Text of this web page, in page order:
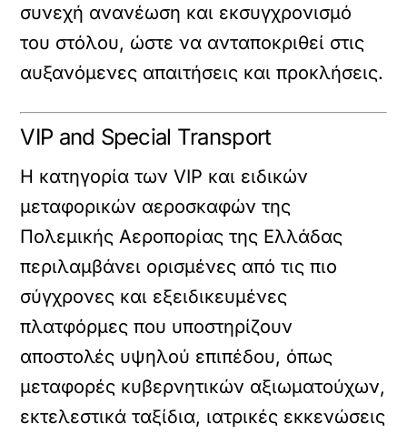
συνεχή ανανέωση και εκσυγχρονισμό
του στόλου, ώστε να ανταποκριθεί στις
αυξανόμενες απαιτήσεις και προκλήσεις.
VIP and Special Transport
Η κατηγορία των VIP και ειδικών
μεταφορικών αεροσκαφών της
Πολεμικής Αεροπορίας της Ελλάδας
περιλαμβάνει ορισμένες από τις πιο
σύγχρονες και εξειδικευμένες
πλατφόρμες που υποστηρίζουν
αποστολές υψηλού επιπέδου, όπως
μεταφορές κυβερνητικών αξιωματούχων,
εκτελεστικά ταξίδια, ιατρικές εκκενώσεις